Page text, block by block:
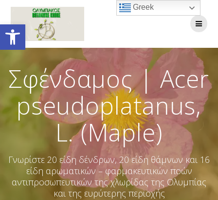
Open toolbar
Skip
Σφένδαμος | Acer
pseudoplatanus,
L. (Maple)
Γνωρίστε 20 είδη δένδρων, 20 είδη θάμνων και 16
είδη αρωματικών – φαρμακευτικών ποών
αντιπροσωπευτικών της χλωρίδας της Ολυμπίας
και της ευρύτερης περιοχής
Greek